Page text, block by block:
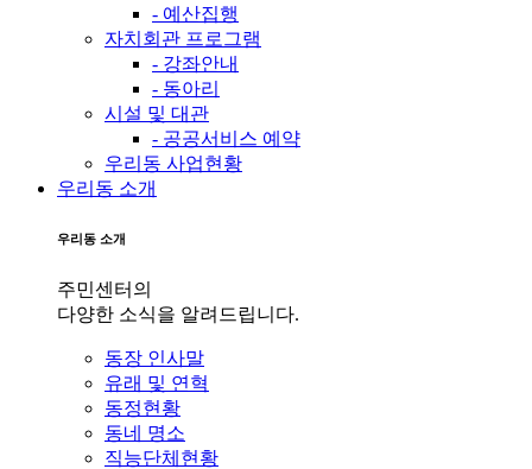
- 예산집행
자치회관 프로그램
- 강좌안내
- 동아리
시설 및 대관
- 공공서비스 예약
우리동 사업현황
우리동 소개
우리동 소개
주민센터의
다양한 소식을 알려드립니다.
동장 인사말
유래 및 연혁
동정현황
동네 명소
직능단체현황